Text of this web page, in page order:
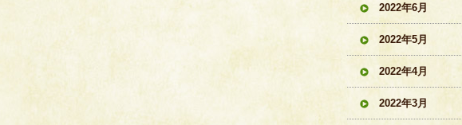
2022年6月
2022年5月
2022年4月
2022年3月